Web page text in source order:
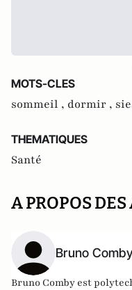
MOTS-CLES
sommeil , dormir ,
THEMATIQUES
Santé
A PROPOS
Bruno Comby
Bruno Comby est